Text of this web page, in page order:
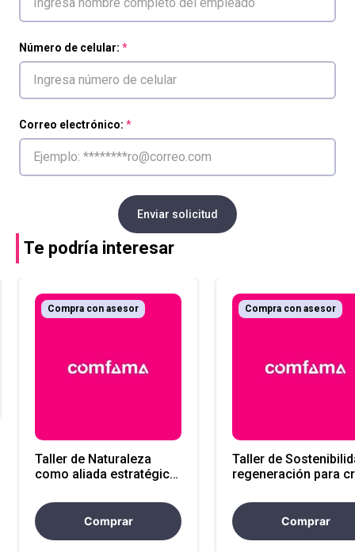
Número de celular:
Correo electrónico:
Enviar solicitud
Te podría interesar
Taller de Naturaleza
como aliada estratégica
Comprar
Compra con asesor
Taller de
regeneración para
consciente por WWF
Comprar
Compra con asesor